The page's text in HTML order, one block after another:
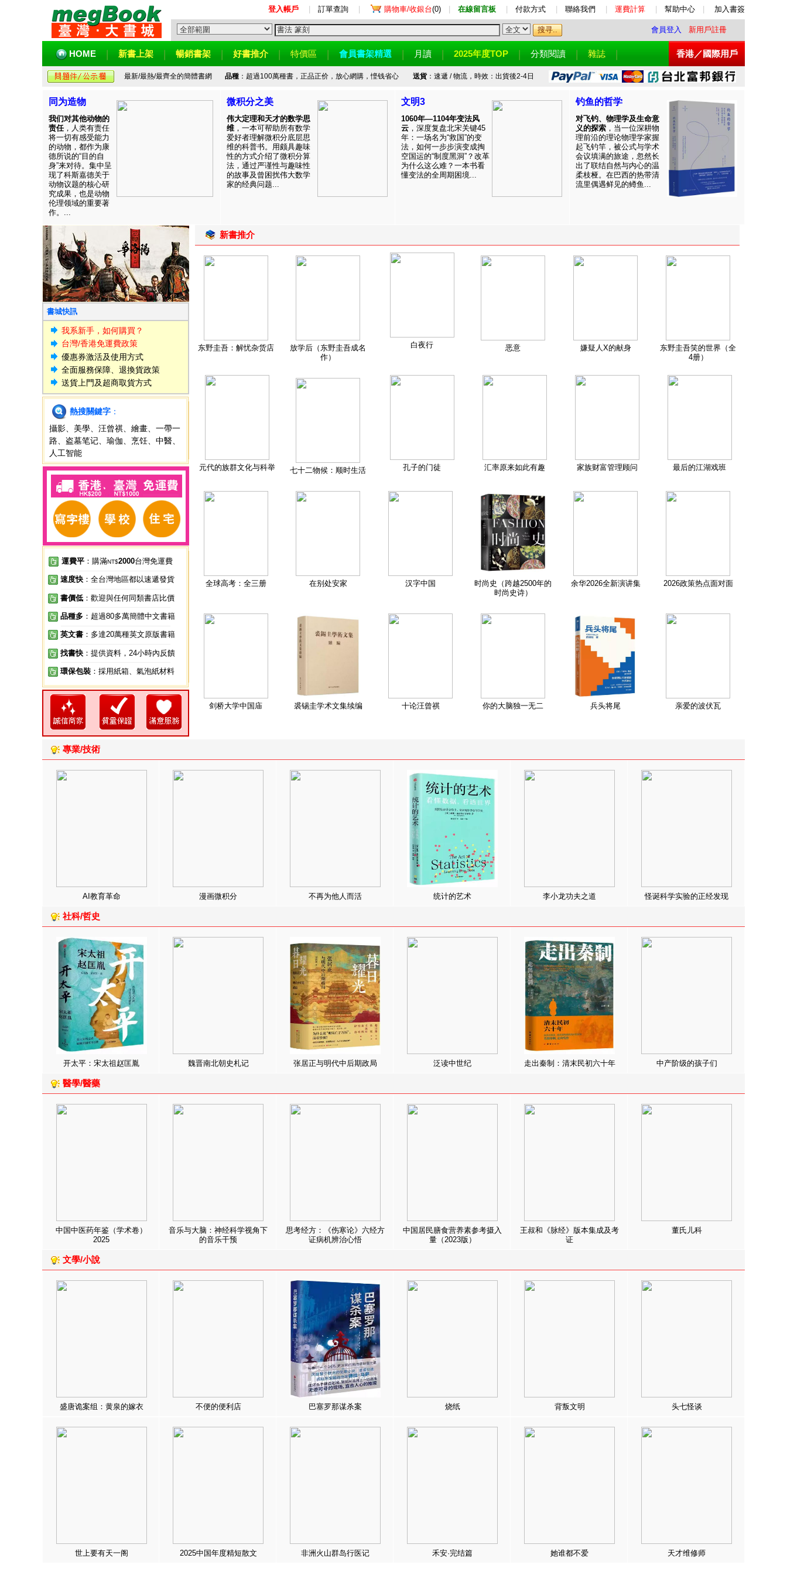
登入帳戶 訂單查詢 購物車/收銀台(0) 在線留言板 付款方式 聯絡我們 運費計算 幫助中心 加入書簽
會員登入 新用戶註冊
HOME 新書上架 暢銷書架 好書推介 特價區 會員書架精選 月讀 2025年度TOP 分類閱讀 雜誌 香港／國際用戶
最新/最熱/最齊全的簡體書網 品種：超過100萬種書，正品正价，放心網購，悭钱省心 送貨：速遞 / 物流，時效：出貨後2-4日
同为造物
我们对其他动物的
责任，人类有责任
将一切有感受能力
的动物，都作为康
德所说的“目的自
身”来对待。集中呈
现了科斯嘉德关于
动物议题的核心研
究成果，也是动物
伦理领域的重要著
作。...
微积分之美
伟大定理和天才的数学思
维 ，一本可帮助所有数学
爱好者理解微积分底层思
维的科普书。用颇具趣味
性的方式介绍了微积分算
法，通过严谨性与趣味性
的故事及曾困扰伟大数学
家的经典问题...
文明3
1060年—1104年变法风
云 ，深度复盘北宋关键45
年：一场名为“救国”的变
法，如何一步步演变成掏
空国运的“制度黑洞”？改革
为什么这么难？一本书看
懂变法的全周期困境...
钓鱼的哲学
对飞钓、物理学及生命意
义的探索 ，当一位深耕物
理前沿的理论物理学家握
起飞钓竿，被公式与学术
会议填满的旅途，忽然长
出了联结自然与内心的温
柔枝桠。在巴西的热带清
流里偶遇鲜见的鳟鱼...
書城快訊
我系新手，如何購買？
台灣/香港免運費政策
優惠券激活及使用方式
全面服務保障、退換貨政策
送貨上門及超商取貨方式
熱搜關鍵字 ：
攝影
美學 汪曾祺 繪畫
一帶一
路
盗墓笔记 瑜伽 烹饪 中醫
人工智能
運費平 ：購滿NT$2000台灣免運費
速度快 ：全台灣地區都以速遞發貨
書價低 ：歡迎與任何同類書店比價
品種多 ：超過80多萬簡體中文書籍
英文書 ：多達20萬種英文原版書籍
找書快 ：提供資料，24小時內反饋
環保包裝 ：採用紙箱、氣泡紙材料
新書推介
东野圭吾：解忧杂货店
放学后（东野圭吾成名
作）
白夜行 恶意 嫌疑人X的献身
东野圭吾笑的世界（全
4册）
元代的族群文化与科举 七十二物候：顺时生活 孔子的门徒 汇率原来如此有趣 家族财富管理顾问 最后的江湖戏班
全球高考：全三册 在别处安家 汉字中国
时尚史（跨越2500年的
时尚史诗）
余华2026全新演讲集 2026政策热点面对面
剑桥大学中国庙 裘锡圭学术文集续编 十论汪曾祺 你的大脑独一无二 兵头将尾 亲爱的波伏瓦
專業/技術
AI教育革命 漫画微积分 不再为他人而活 统计的艺术 李小龙功夫之道 怪诞科学实验的正经发现
社科/哲史
开太平：宋太祖赵匡胤 魏晋南北朝史札记 张居正与明代中后期政局 泛读中世纪 走出秦制：清末民初六十年 中产阶级的孩子们
醫學/醫藥
中国中医药年鉴（学术卷）
2025
音乐与大脑：神经科学视角下
的音乐干预
思考经方：《伤寒论》六经方
证病机辨治心悟
中国居民膳食营养素参考摄入
量（2023版）
王叔和《脉经》版本集成及考
证
董氏儿科
文學/小說
盛唐诡案组：黄泉的嫁衣 不便的便利店 巴塞罗那谋杀案 烧纸 背叛文明 头七怪谈
世上要有天一阁 2025中国年度精短散文 非洲火山群岛行医记 禾安·完结篇 她谁都不爱 天才维修师